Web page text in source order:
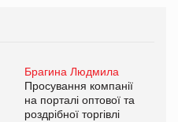
Брагина Людмила
Просування компанії
на порталі оптової та
роздрібної торгівлі